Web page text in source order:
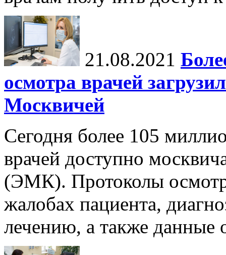
21.08.2021
осмотра врачей
Москвичей
Сегодня более 105
врачей доступно
(ЭМК). Протоколы
жалобах пациента,
лечению, а также данные